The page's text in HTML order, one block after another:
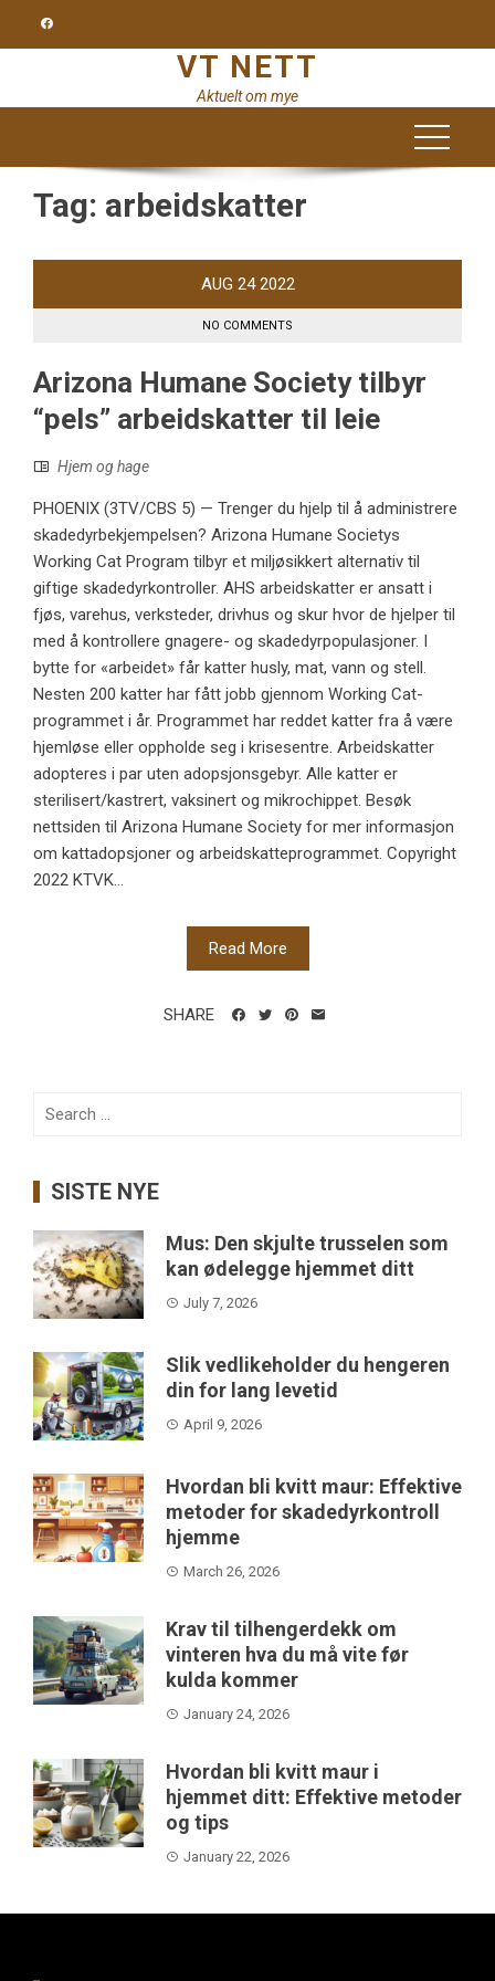
VT NETT
Aktuelt om mye
Tag: arbeidskatter
AUG 24 2022
NO COMMENTS
Arizona Humane Society tilbyr
“pels” arbeidskatter til leie
Hjem og hage
PHOENIX (3TV/CBS 5) — Trenger du hjelp til å administrere
skadedyrbekjempelsen? Arizona Humane Societys
Working Cat Program tilbyr et miljøsikkert alternativ til
giftige skadedyrkontroller. AHS arbeidskatter er ansatt i
fjøs, varehus, verksteder, drivhus og skur hvor de hjelper til
med å kontrollere gnagere- og skadedyrpopulasjoner. I
bytte for «arbeidet» får katter husly, mat, vann og stell.
Nesten 200 katter har fått jobb gjennom Working Cat-
programmet i år. Programmet har reddet katter fra å være
hjemløse eller oppholde seg i krisesentre. Arbeidskatter
adopteres i par uten adopsjonsgebyr. Alle katter er
sterilisert/kastrert, vaksinert og mikrochippet. Besøk
nettsiden til Arizona Humane Society for mer informasjon
om kattadopsjoner og arbeidskatteprogrammet. Copyright
2022 KTVK...
Read More
SHARE
Search
SISTE NYE
Mus: Den skjulte trusselen som
kan ødelegge hjemmet ditt
July 7, 2026
Slik vedlikeholder du hengeren
din for lang levetid
April 9, 2026
Hvordan bli kvitt maur: Effektive
metoder for skadedyrkontroll
hjemme
March 26, 2026
Krav til tilhengerdekk om
vinteren hva du må vite før
kulda kommer
January 24, 2026
Hvordan bli kvitt maur i
hjemmet ditt: Effektive metoder
og tips
January 22, 2026